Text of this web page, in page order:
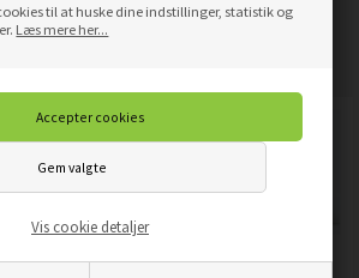
til at huske dine indstillinger, statistik og
Læs mere her...
Vis cookie detaljer